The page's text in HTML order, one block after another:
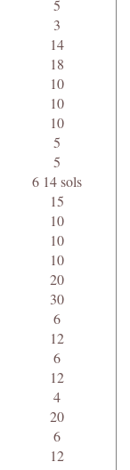
5
3
14
18
10
10
10
5
5
6 14 sols
15
10
10
10
20
30
6
12
6
12
4
20
6
12